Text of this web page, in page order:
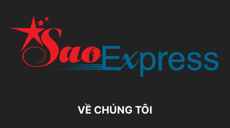
VỀ CHÚNG TÔI